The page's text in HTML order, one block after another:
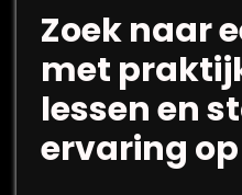
Zoek naar
met
lessen en
ervaring